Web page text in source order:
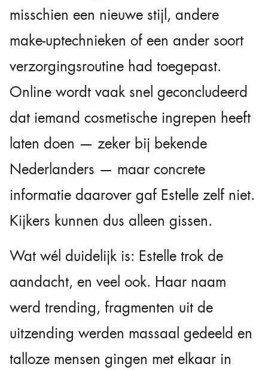
misschien een nieuwe stijl, andere
make-uptechnieken of een ander soort
verzorgingsroutine had toegepast.
Online wordt vaak snel geconcludeerd
dat iemand cosmetische ingrepen heeft
laten doen — zeker bij bekende
Nederlanders — maar concrete
informatie daarover gaf Estelle zelf niet.
Kijkers kunnen dus alleen gissen.
Wat wél duidelijk is: Estelle trok de
aandacht, en veel ook. Haar naam
werd trending, fragmenten uit de
uitzending werden massaal gedeeld en
talloze mensen gingen met elkaar in